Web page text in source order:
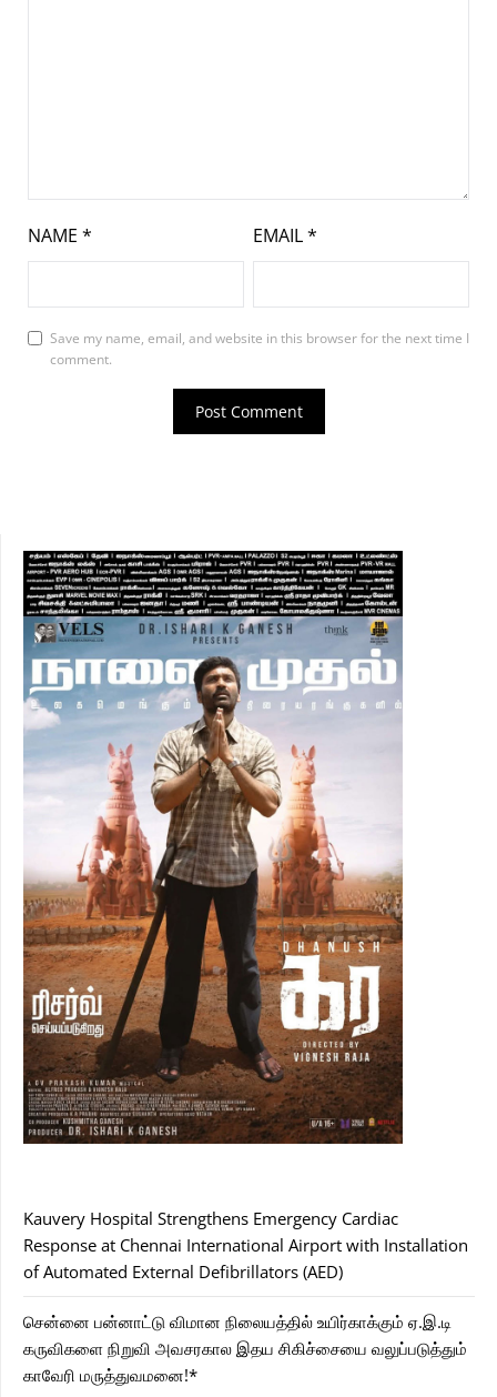
NAME * EMAIL*
Save my name, email, and website in this browser for the next time I
comment.
Kauvery Hospital Strengthens Emergency Cardiac
Response at Chennai International Airport with Installation
of Automated External Defibrillators (AED)
சென்னை பன்னாட்டு விமான நிலையத்தில் உயிர்காக்கும் ஏ.இ.டி
கருவிகளை நிறுவி அவசரகால இதய சிகிச்சையை வலுப்படுத்தும்
காவேரி மருத்துவமனை!*